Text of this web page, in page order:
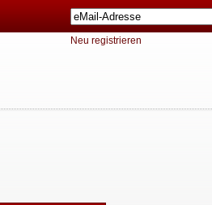
Neu registrieren